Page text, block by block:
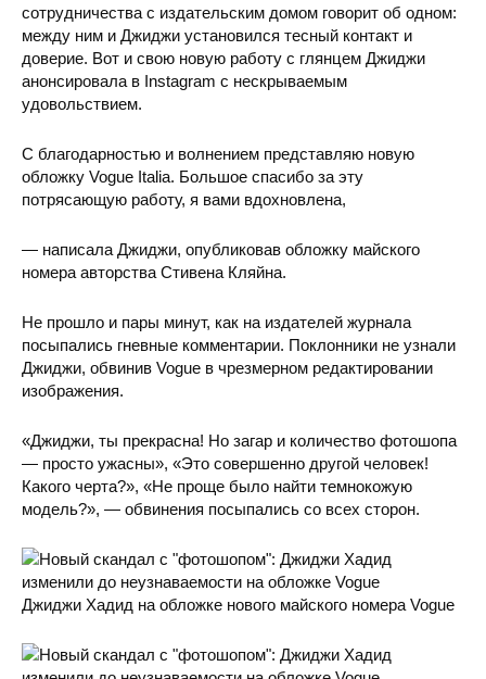
сотрудничества с издательским домом говорит об одном:
между ним и Джиджи установился тесный контакт и
доверие. Вот и свою новую работу с глянцем Джиджи
анонсировала в Instagram с нескрываемым
удовольствием.
С благодарностью и волнением представляю новую
обложку Vogue Italia. Большое спасибо за эту
потрясающую работу, я вами вдохновлена,
— написала Джиджи, опубликовав обложку майского
номера авторства Стивена Кляйна.
Не прошло и пары минут, как на издателей журнала
посыпались гневные комментарии. Поклонники не узнали
Джиджи, обвинив Vogue в чрезмерном редактировании
изображения.
«Джиджи, ты прекрасна! Но загар и количество фотошопа
— просто ужасны», «Это совершенно другой человек!
Какого черта?», «Не проще было найти темнокожую
модель?», — обвинения посыпались со всех сторон.
Джиджи Хадид на обложке нового майского номера Vogue